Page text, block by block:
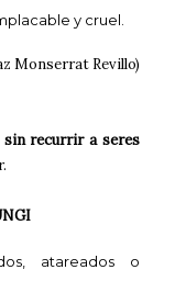
y cruel.
Monserrat Revillo)
sin recurrir a seres
atareados o